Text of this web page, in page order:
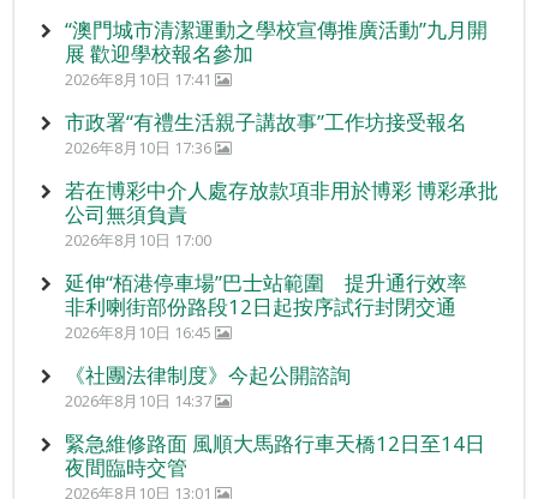
“澳門城市清潔運動之學校宣傳推廣活動”九月開
展 歡迎學校報名參加
2026年8月10日 17:41
市政署“有禮生活親子講故事”工作坊接受報名
2026年8月10日 17:36
若在博彩中介人處存放款項非用於博彩 博彩承批
公司無須負責
2026年8月10日 17:00
延伸“栢港停車場”巴士站範圍 提升通行效率
非利喇街部份路段12日起按序試行封閉交通
2026年8月10日 16:45
《社團法律制度》今起公開諮詢
2026年8月10日 14:37
緊急維修路面 風順大馬路行車天橋12日至14日
夜間臨時交管
2026年8月10日 13:01